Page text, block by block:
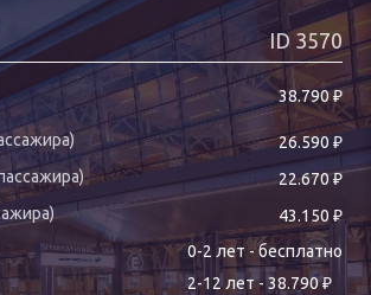
ID 3570
38.790₽
26.590 ₽
22.670₽
43.150 ₽
0-2 лет -бесплатно
2-12лет- 38.790₽